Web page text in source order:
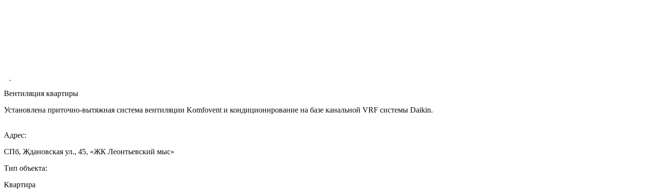
Вентиляция квартиры
Установлена приточно-вытяжная система вентиляции Komfovent и кондиционирование на базе канальной VRF системы Daikin.
Адрес:
СПб, Ждановская ул., 45, «ЖК Леонтьевский мыс»
Тип объекта:
Квартира